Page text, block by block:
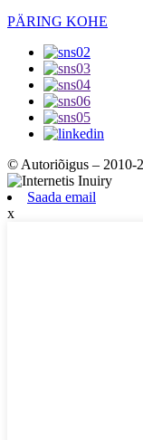
PÄRING KOHE
© Autoriõigus – 2010-
Saada email
x